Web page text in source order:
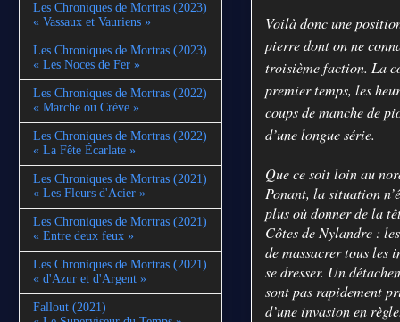
Voilà donc une
pierre dont on ne
troisième faction. La
premier temps, les
coups de manche de
d’une longue série.
Que ce soit loin au
Ponant, la situation
plus où donner de la
Côtes de Nylandre :
de massacrer tous les
se dresser. Un
sont pas rapidement
d’une invasion en
Les Chroniques de Mortras (2023)
« Vassaux et Vauriens »
Les Chroniques de Mortras (2023)
« Les Noces de Fer »
Les Chroniques de Mortras (2022)
« Marche ou Crève »
Les Chroniques de Mortras (2022)
« La Fête Écarlate »
Les Chroniques de Mortras (2021)
« Les Fleurs d'Acier »
Les Chroniques de Mortras (2021)
« Entre deux feux »
Les Chroniques de Mortras (2021)
« d'Azur et d'Argent »
Fallout (2021)